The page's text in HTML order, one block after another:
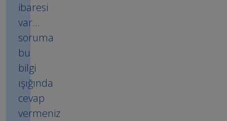
ibaresi
var…
soruma
bu
bilgi
ışığında
cevap
vermeniz